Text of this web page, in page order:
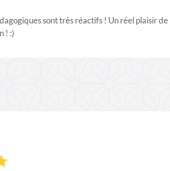
sont très réactifs ! Un réel plaisir de
! :)